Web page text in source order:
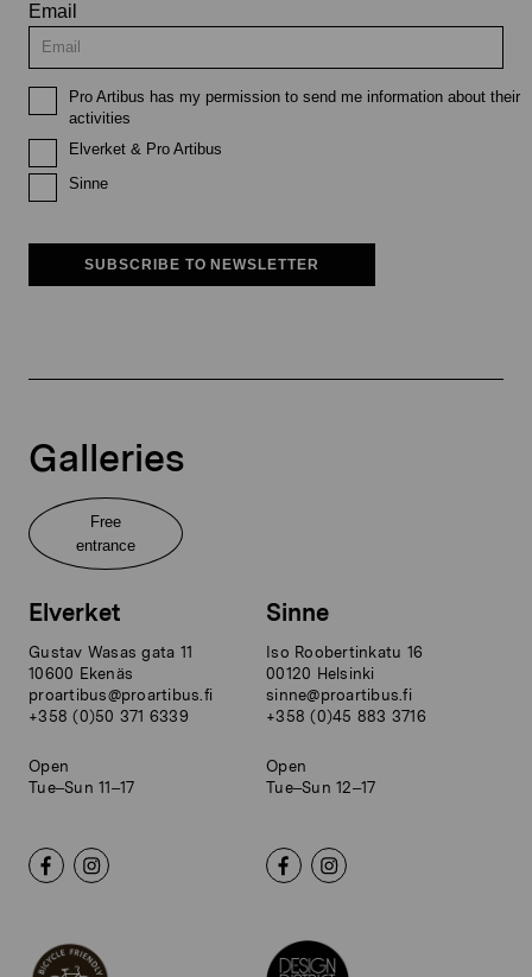
Email
Pro Artibus has my permission to send me information about their
activities
Elverket & Pro Artibus
Sinne
SUBSCRIBE TO NEWSLETTER
Galleries
Free
entrance
Elverket
Gustav Wasas gata 11
10600 Ekenäs
proartibus@proartibus.fi
+358 (0)50 371 6339
Open
Tue–Sun 11–17
Sinne
Iso Roobertinkatu 16
00120 Helsinki
sinne@proartibus.fi
+358 (0)45 883 3716
Open
Tue–Sun 12–17